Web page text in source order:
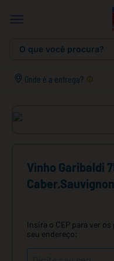
O que você procura?
Onde é a entrega?
Vinho Garibaldi
Caber.Sauvignon
Insira o CEP para ver
seu endereço: